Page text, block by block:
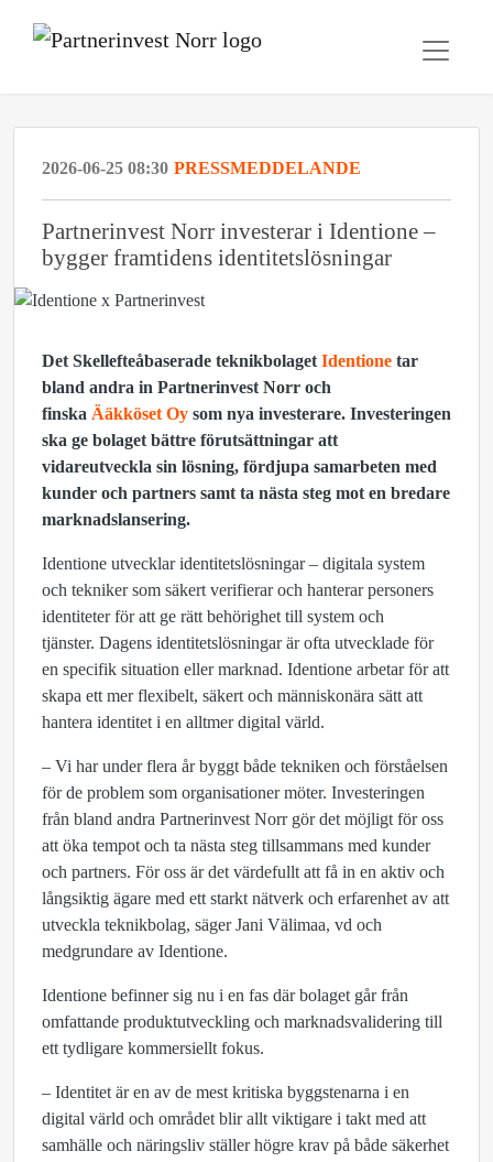
2026-06-25 08:30 PRESSMEDDELANDE
Partnerinvest Norr investerar i Identione –
bygger framtidens identitetslösningar
Det Skellefteåbaserade teknikbolaget Identione tar
bland andra in Partnerinvest Norr och
finska Ääkköset Oy som nya investerare. Investeringen
ska ge bolaget bättre förutsättningar att
vidareutveckla sin lösning, fördjupa samarbeten med
kunder och partners samt ta nästa steg mot en bredare
marknadslansering.
Identione utvecklar identitetslösningar – digitala system
och tekniker som säkert verifierar och hanterar personers
identiteter för att ge rätt behörighet till system och
tjänster. Dagens identitetslösningar är ofta utvecklade för
en specifik situation eller marknad. Identione arbetar för att
skapa ett mer flexibelt, säkert och människonära sätt att
hantera identitet i en alltmer digital värld.
– Vi har under flera år byggt både tekniken och förståelsen
för de problem som organisationer möter. Investeringen
från bland andra Partnerinvest Norr gör det möjligt för oss
att öka tempot och ta nästa steg tillsammans med kunder
och partners. För oss är det värdefullt att få in en aktiv och
långsiktig ägare med ett starkt nätverk och erfarenhet av att
utveckla teknikbolag, säger Jani Välimaa, vd och
medgrundare av Identione.
Identione befinner sig nu i en fas där bolaget går från
omfattande produktutveckling och marknadsvalidering till
ett tydligare kommersiellt fokus.
– Identitet är en av de mest kritiska byggstenarna i en
digital värld och området blir allt viktigare i takt med att
samhälle och näringsliv ställer högre krav på både säkerhet